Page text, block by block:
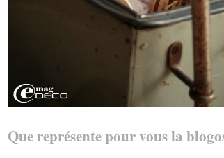
Que représente pour vous la